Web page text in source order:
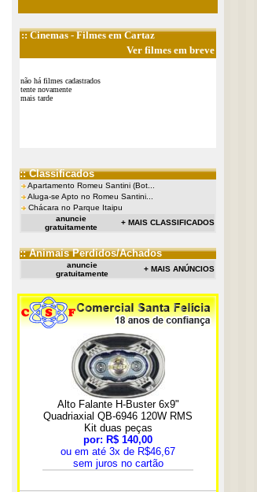
::Cinemas- Filmes em Cartaz
Ver filmes em breve
não há filmes cadastrados
tente novamente
mais tarde
:: Classificados
Apartamento Romeu Santini (Bot...
Aluga-se Apto no Romeu Santini...
Chácara no Parque Itaipu
anuncie
gratuitamente
+ MAIS CLASSIFICADOS
:: Animais Perdidos/Achados
anuncie
gratuitamente
+ MAIS ANÚNCIOS